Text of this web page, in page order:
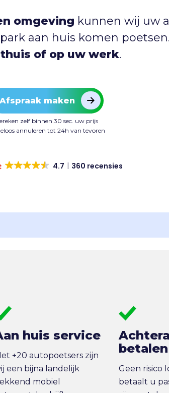
omgeving kunnen wij uw
aan huis komen
of op uw werk.
Afspraak maken
zelf binnen 30 sec. uw prijs
annuleren tot 24h van tevoren
4.7 360 recensies
huis service
+20 autopoetsers zijn
een bijna landelijk
mobiel
betalen
Geen risico
betaalt u